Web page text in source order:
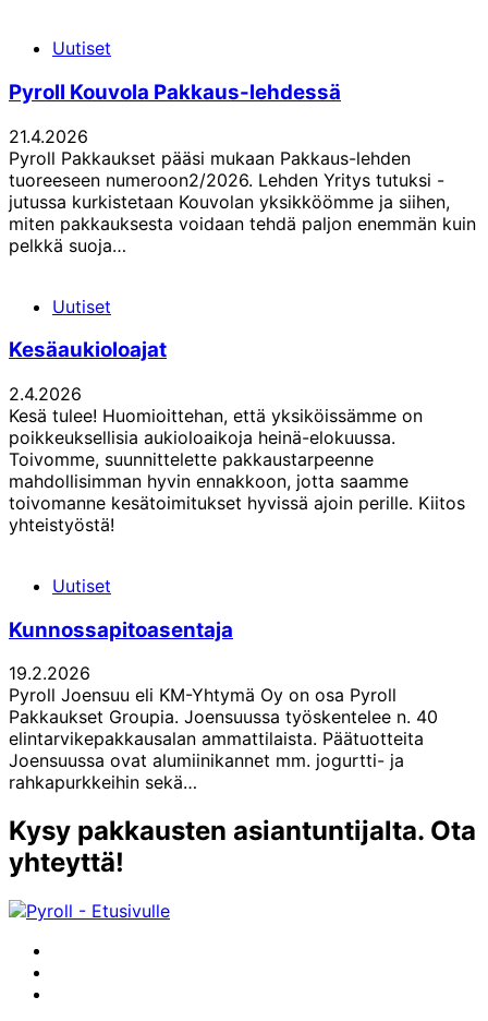
Uutiset
Pyroll Kouvola Pakkaus-lehdessä
21.4.2026
Pyroll Pakkaukset pääsi mukaan Pakkaus-lehden
tuoreeseen numeroon2/2026. Lehden Yritys tutuksi -
jutussa kurkistetaan Kouvolan yksikköömme ja siihen,
miten pakkauksesta voidaan tehdä paljon enemmän kuin
pelkkä suoja…
Uutiset
Kesäaukioloajat
2.4.2026
Kesä tulee! Huomioittehan, että yksiköissämme on
poikkeuksellisia aukioloaikoja heinä-elokuussa.
Toivomme, suunnittelette pakkaustarpeenne
mahdollisimman hyvin ennakkoon, jotta saamme
toivomanne kesätoimitukset hyvissä ajoin perille. Kiitos
yhteistyöstä!
Uutiset
Kunnossapitoasentaja
19.2.2026
Pyroll Joensuu eli KM-Yhtymä Oy on osa Pyroll
Pakkaukset Groupia. Joensuussa työskentelee n. 40
elintarvikepakkausalan ammattilaista. Päätuotteita
Joensuussa ovat alumiinikannet mm. jogurtti- ja
rahkapurkkeihin sekä…
Kysy pakkausten asiantuntijalta. Ota
yhteyttä!